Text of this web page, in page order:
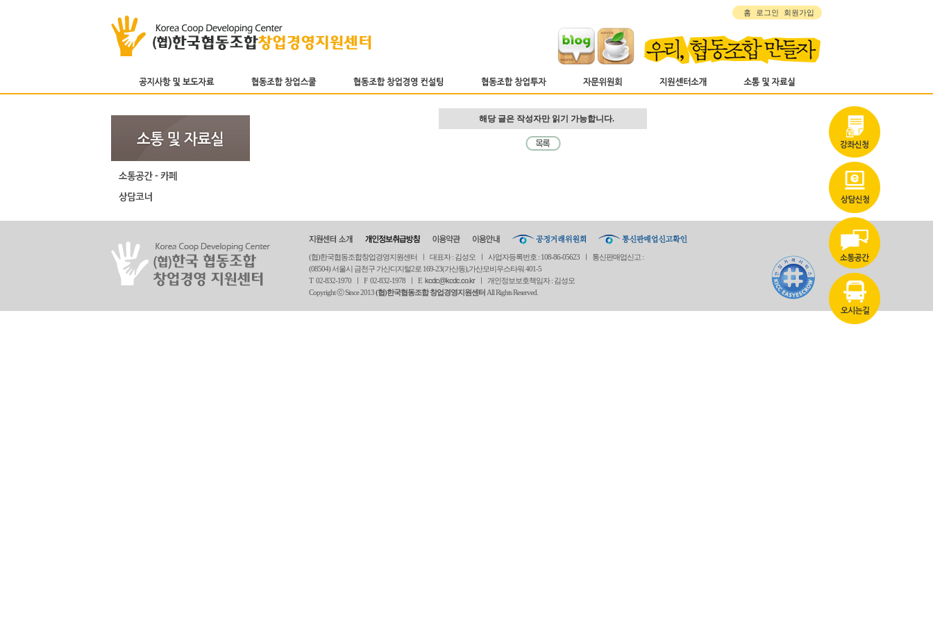
홈 로그인 회원가입
해당 글은 작성자만 읽기 가능합니다.
(협)한국협동조합창업경영지원센터 ㅣ 대표자 : 김성오 ㅣ 사업자등록번호 : 108-86-05623 ㅣ 통신판매업신고 :
(08504) 서울시 금천구 가산디지털2로 169-23(가산동),가산모비우스타워 401-5
T 02-832-1970 ㅣ F 02-832-1978 ㅣ E kcdc@kcdc.co.krㅣ 개인정보보호책임자 : 김성오
Copyright ⓒ Since 2013(협)한국협동조합 창업경영지원센터 All Rights Reserved.